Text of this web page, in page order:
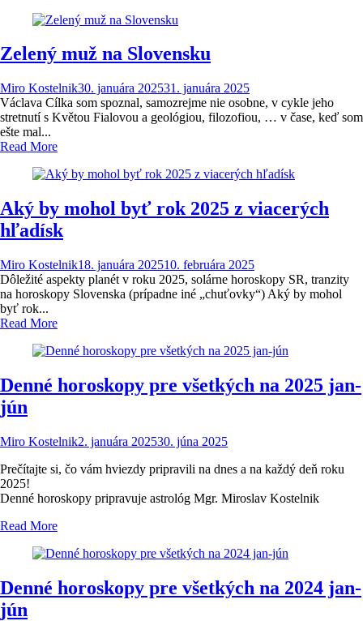
Zelený muž na Slovensku
Miro Kostelnik30. januára 202531. januára 2025
Václava Cílka som spoznal, samozrejme nie osobne, v cykle jeho
stretnutí s Květou Fialovou a geológiou, filozofiou, … v čase, keď som
ešte mal...
Read More
Aký by mohol byť rok 2025 z viacerých
hľadísk
Miro Kostelnik18. januára 202510. februára 2025
Dôležité aspekty planét v roku 2025, solárne horoskopy SR, tranzity
na horoskopy Slovenska (prípadne iné „chuťovky“) Aký by mohol
byť rok...
Read More
Denné horoskopy pre všetkých na 2025 jan-
jún
Miro Kostelnik2. januára 202530. júna 2025
Prečítajte si, čo vám hviezdy pripravili na dnes a na každý deň roku
2025!
Denné horoskopy pripravuje astrológ Mgr. Miroslav Kostelnik
Read More
Denné horoskopy pre všetkých na 2024 jan-
jún